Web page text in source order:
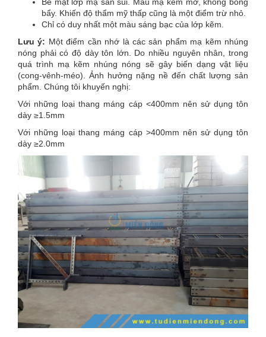
bẩy. Khiến độ thẩm mỹ thấp cũng là một điểm trừ nhỏ.
Chỉ có duy nhất một màu sáng bạc của lớp kẽm.
Lưu ý: Một điểm cần nhớ là các sản phẩm mạ kẽm nhúng
nóng phải có độ dày tôn lớn. Do nhiều nguyên nhân, trong
quá trình mạ kẽm nhúng nóng sẽ gây biến dạng vật liệu
(cong-vênh-méo). Ảnh hưởng nặng nề đến chất lượng sản
phẩm. Chúng tôi khuyến nghị:
Với những loại thang máng cáp <400mm nên sử dụng tôn
dày ≥1.5mm
Với những loại thang máng cáp >400mm nên sử dụng tôn
dày ≥2.0mm